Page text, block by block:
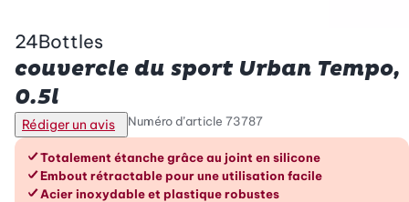
24Bottles
couvercle du sport Urban Tempo,
0.5l
Rédiger un avis Numéro d’article 73787
Les avantages en un coup d’œil
Totalement étanche grâce au joint en silicone
Embout rétractable pour une utilisation facile
Acier inoxydable et plastique robustes